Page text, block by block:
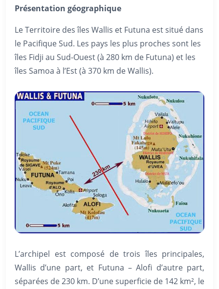
Présentation géographique
Le Territoire des îles Wallis et Futuna est situé dans
le Pacifique Sud. Les pays les plus proches sont les
îles Fidji au Sud-Ouest (à 280 km de Futuna) et les
îles Samoa à l’Est (à 370 km de Wallis).
L’archipel est composé de trois îles principales,
Wallis d’une part, et Futuna – Alofi d’autre part,
séparées de 230 km. D’une superficie de 142 km², le